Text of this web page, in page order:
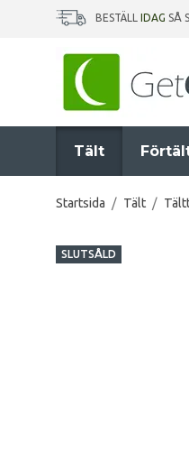
BESTÄLL IDAG SÅ
Tält
Startsida / Tält /
SLUTSÅLD